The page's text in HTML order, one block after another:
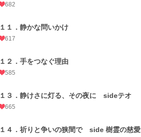
682
１１．静かな問いかけ
617
１２．手をつなぐ理由
585
１３．静けさに灯る、その夜に sideテオ
665
１４．祈りと争いの狭間で side 樹霊の慈愛